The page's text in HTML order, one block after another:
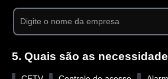
5. Quais são as